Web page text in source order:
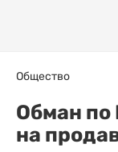
Общество
Обман по
на